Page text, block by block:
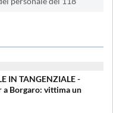
IN TANGENZIALE -
a Borgaro: vittima un